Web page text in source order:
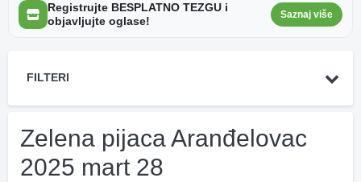
Registrujte BESPLATNO TEZGU i
objavljujte oglase!
Saznaj više
FILTERI
Zelena pijaca Aranđelovac
2025 mart 28